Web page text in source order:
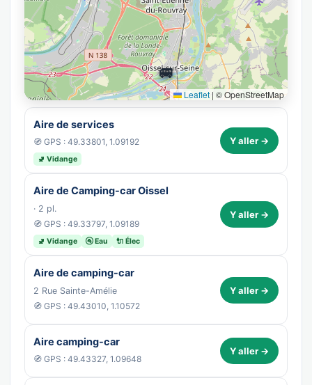
🚐
🚐
Leaflet | © OpenStreetMap
Aire de services
🧭 GPS : 49.33801, 1.09192
🚽 Vidange
Y aller →
Aire de Camping-car Oissel
· 2 pl.
🧭 GPS : 49.33797, 1.09189
🚽 Vidange 🚰 Eau 🔌 Élec
Y aller →
Aire de camping-car
2 Rue Sainte-Amélie
🧭 GPS : 49.43010, 1.10572
Y aller →
Aire camping-car
🧭 GPS : 49.43327, 1.09648
Y aller →